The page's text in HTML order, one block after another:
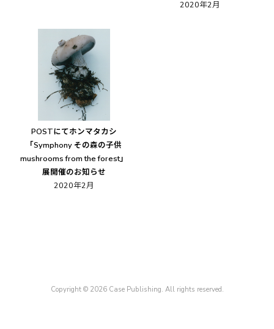
2020年2月
POSTにてホンマタカシ
「Symphony その森の子供
mushrooms from the forest」
展開催のお知らせ
2020年2月
Copyright © 2026 Case Publishing. All rights reserved.